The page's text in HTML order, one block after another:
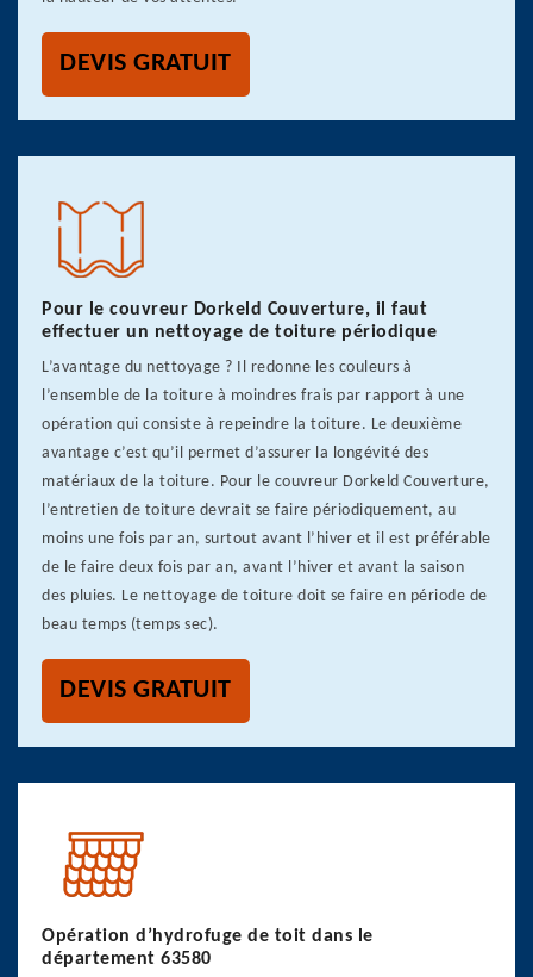
DEVIS GRATUIT
Pour le couvreur Dorkeld Couverture, il faut
effectuer un nettoyage de toiture périodique
L’avantage du nettoyage ? Il redonne les couleurs à
l’ensemble de la toiture à moindres frais par rapport à une
opération qui consiste à repeindre la toiture. Le deuxième
avantage c’est qu’il permet d’assurer la longévité des
matériaux de la toiture. Pour le couvreur Dorkeld Couverture,
l’entretien de toiture devrait se faire périodiquement, au
moins une fois par an, surtout avant l’hiver et il est préférable
de le faire deux fois par an, avant l’hiver et avant la saison
des pluies. Le nettoyage de toiture doit se faire en période de
beau temps (temps sec).
DEVIS GRATUIT
Opération d’hydrofuge de toit dans le
département 63580